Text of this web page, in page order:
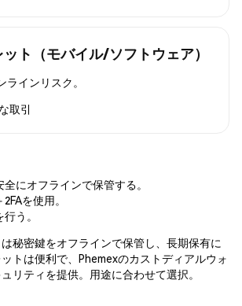
ト（モバイル/ソフトウェア）
インリスク。
取引
にオフラインで保管する。
を使用。
う。
秘密鍵をオフラインで保管し、長期保有に
トは便利で、Phemexのカストディアルウォ
リティを提供。用途に合わせて選択。